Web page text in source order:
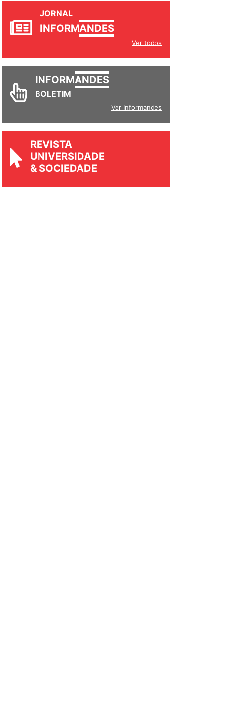
JORNAL
INFORMANDES
Ver todos
INFORMANDES
BOLETIM
Ver Informandes
REVISTA
UNIVERSIDADE
& SOCIEDADE